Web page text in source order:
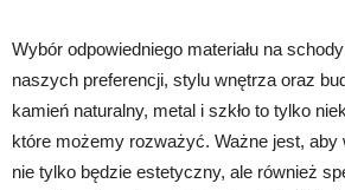
Wybór odpowiedniego materiału na
naszych preferencji, stylu wnętrza oraz
kamień naturalny, metal i szkło to tylko
które możemy rozważyć. Ważne jest, aby
nie tylko będzie estetyczny, ale również